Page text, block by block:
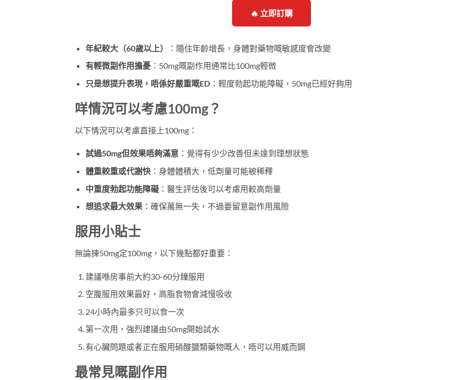
🔥 立即訂購
年紀較大（60歲以上）
：隨住年齡增長，身體對藥物嘅敏感度會改變
有輕微副作用擔憂：50mg嘅副作用通常比100mg輕微
只是想提升表現，唔係好嚴重嘅ED：輕度勃起功能障礙，50mg已經好夠用
咩情況可以考慮100mg？
以下情況可以考慮直接上100mg：
試過50mg但效果唔夠滿意：覺得有少少改善但未達到理想狀態
體重較重或代謝快：身體體積大，低劑量可能被稀釋
中重度勃起功能障礙：醫生評估後可以考慮用較高劑量
想追求最大效果：確保萬無一失，不過要留意副作用風險
服用小貼士
無論揀50mg定100mg，以下幾點都好重要：
建議喺房事前大約30-60分鐘服用
空腹服用效果最好，高脂食物會減慢吸收
24小時內最多只可以食一次
第一次用，強烈建議由50mg開始試水
有心臟問題或者正在服用硝酸鹽類藥物嘅人，唔可以用威而鋼
最常見嘅副作用